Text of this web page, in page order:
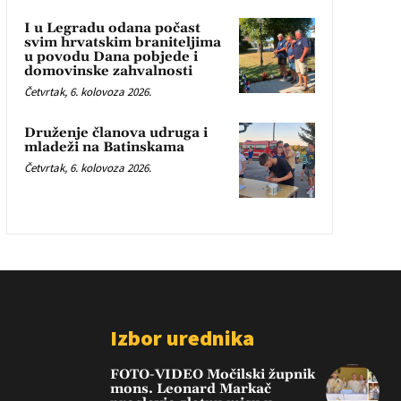
I u Legradu odana počast
svim hrvatskim braniteljima
u povodu Dana pobjede i
domovinske zahvalnosti
Četvrtak, 6. kolovoza 2026.
Druženje članova udruga i
mladeži na Batinskama
Četvrtak, 6. kolovoza 2026.
Izbor urednika
FOTO-VIDEO Močilski župnik
mons. Leonard Markač